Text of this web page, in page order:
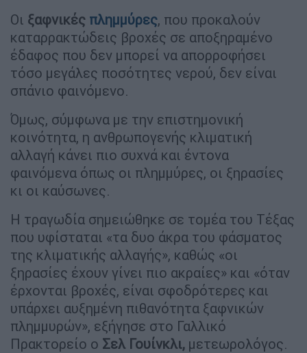
Οι ξαφνικές πλημμύρες, που προκαλούν
καταρρακτώδεις βροχές σε αποξηραμένο
έδαφος που δεν μπορεί να απορροφήσει
τόσο μεγάλες ποσότητες νερού, δεν είναι
σπάνιο φαινόμενο.
Όμως, σύμφωνα με την επιστημονική
κοινότητα, η ανθρωπογενής κλιματική
αλλαγή κάνει πιο συχνά και έντονα
φαινόμενα όπως οι πλημμύρες, οι ξηρασίες
κι οι καύσωνες.
Η τραγωδία σημειώθηκε σε τομέα του Τέξας
που υφίσταται «τα δυο άκρα του φάσματος
της κλιματικής αλλαγής», καθώς «οι
ξηρασίες έχουν γίνει πιο ακραίες» και «όταν
έρχονται βροχές, είναι σφοδρότερες και
υπάρχει αυξημένη πιθανότητα ξαφνικών
πλημμυρών», εξήγησε στο Γαλλικό
Πρακτορείο ο Σελ Γουίνκλι, μετεωρολόγος.